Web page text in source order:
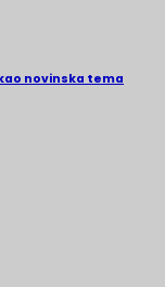
novinska tema